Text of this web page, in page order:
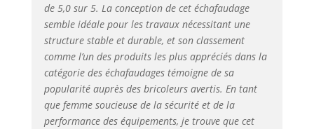
de 5,0 sur 5. La conception de cet échafaudage
semble idéale pour les travaux nécessitant une
structure stable et durable, et son classement
comme l’un des produits les plus appréciés dans la
catégorie des échafaudages témoigne de sa
popularité auprès des bricoleurs avertis. En tant
que femme soucieuse de la sécurité et de la
performance des équipements, je trouve que cet